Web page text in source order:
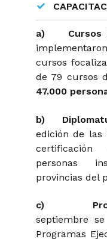
a) Cursos
cursos
de 79 cursos
47.000
b)
edición de las
personas
provincias del
c)
septiembre
Programas